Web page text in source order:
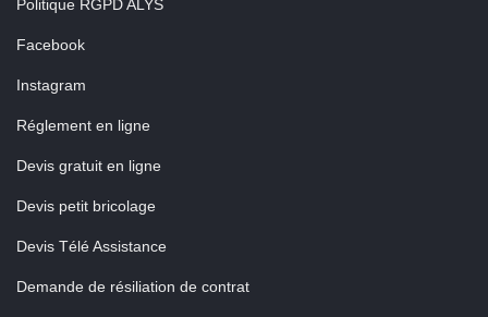
Politique RGPD ALYS
Facebook
Instagram
Réglement en ligne
Devis gratuit en ligne
Devis petit bricolage
Devis Télé Assistance
Demande de résiliation de contrat